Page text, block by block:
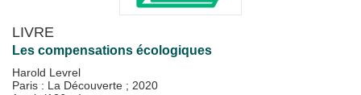
LIVRE
Les compensations écologiques
Harold Levrel
Paris : La Découverte ; 2020